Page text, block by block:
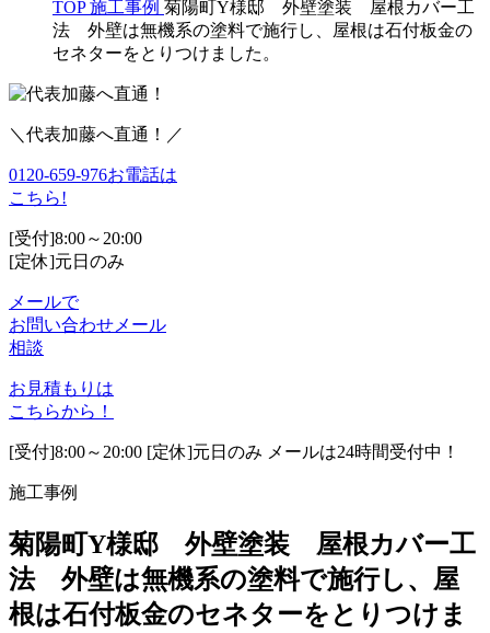
TOP 施工事例 菊陽町Y様邸 外壁塗装 屋根カバー工
法 外壁は無機系の塗料で施行し、屋根は石付板金の
セネターをとりつけました。
＼代表加藤へ直通！／
0120-659-976お電話は
こちら!
[受付]8:00～20:00
[定休]元日のみ
メールで
お問い合わせ メール
相談
お見積もりは
こちらから！
[受付]8:00～20:00 [定休]元日のみ メールは24時間受付中！
施工事例
菊陽町Y様邸 外壁塗装 屋根カバー工
法 外壁は無機系の塗料で施行し、屋
根は石付板金のセネターをとりつけま